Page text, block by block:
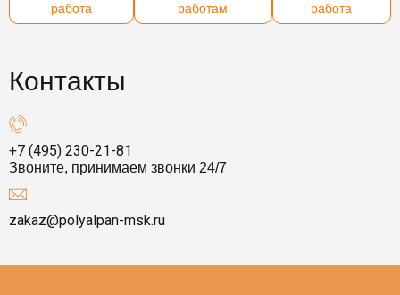
работа
работам
работа
Контакты
+7 (495) 230-21-81
Звоните, принимаем звонки 24/7
zakaz@polyalpan-msk.ru